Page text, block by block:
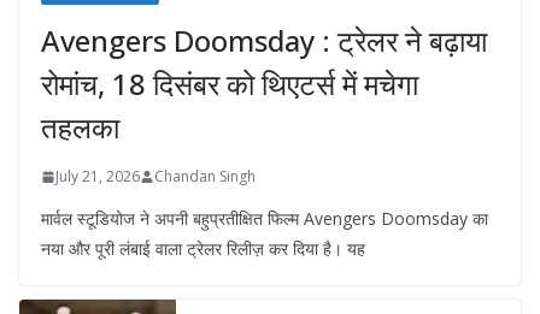
Avengers Doomsday : ट्रेलर ने बढ़ाया
रोमांच, 18 दिसंबर को थिएटर्स में मचेगा
तहलका
July 21, 2026 Chandan Singh
मार्वल स्टूडियोज ने अपनी बहुप्रतीक्षित फिल्म Avengers Doomsday का
नया और पूरी लंबाई वाला ट्रेलर रिलीज़ कर दिया है। यह